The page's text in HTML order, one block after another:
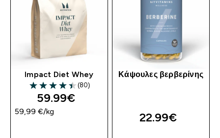
Impact Diet Whey
4.43 out of 5 stars
(80)
59.99€‎
59,99 €‎/kg
Κάψουλες βερβερίνης
22.99€‎